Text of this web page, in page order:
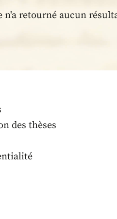
n'a retourné aucun
des thèses